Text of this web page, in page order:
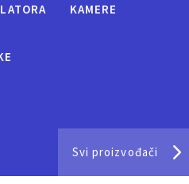
KAMERE
Svi proizvođači